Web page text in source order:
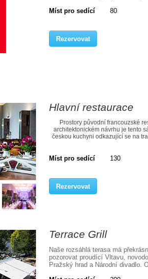
Míst pro sedící
80
Rezervovat
Hlavní restaurace
Prostory původní francouzské
architektonickém návrhu je tento
českou kuchyni odkazující se na
Míst pro sedící 130
Rezervovat
Terrace Grill
Naše rozsáhlá terasa má
pozorovat proudící Vltavu,
Pražský hrad a Národní divadlo.